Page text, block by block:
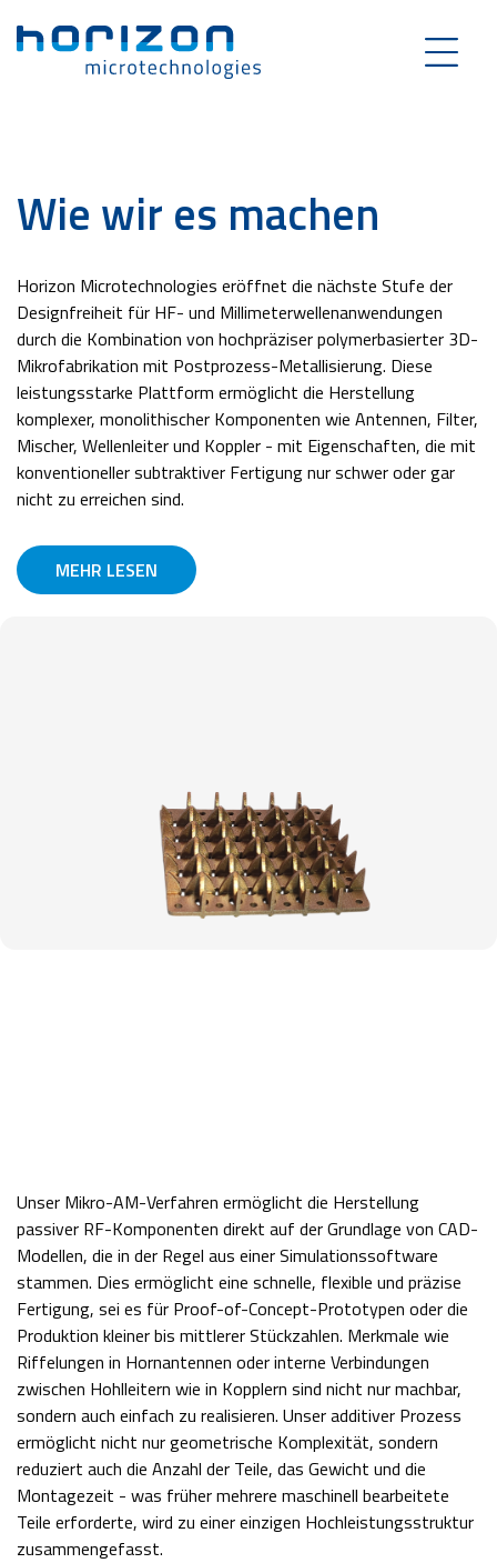
Wie wir es machen
Horizon Microtechnologies eröffnet die nächste Stufe der
Designfreiheit für HF- und Millimeterwellenanwendungen
durch die Kombination von hochpräziser polymerbasierter 3D-
Mikrofabrikation mit Postprozess-Metallisierung. Diese
leistungsstarke Plattform ermöglicht die Herstellung
komplexer, monolithischer Komponenten wie Antennen, Filter,
Mischer, Wellenleiter und Koppler - mit Eigenschaften, die mit
konventioneller subtraktiver Fertigung nur schwer oder gar
nicht zu erreichen sind.
MEHR LESEN
Unser Mikro-AM-Verfahren ermöglicht die Herstellung
passiver RF-Komponenten direkt auf der Grundlage von CAD-
Modellen, die in der Regel aus einer Simulationssoftware
stammen. Dies ermöglicht eine schnelle, flexible und präzise
Fertigung, sei es für Proof-of-Concept-Prototypen oder die
Produktion kleiner bis mittlerer Stückzahlen. Merkmale wie
Riffelungen in Hornantennen oder interne Verbindungen
zwischen Hohlleitern wie in Kopplern sind nicht nur machbar,
sondern auch einfach zu realisieren. Unser additiver Prozess
ermöglicht nicht nur geometrische Komplexität, sondern
reduziert auch die Anzahl der Teile, das Gewicht und die
Montagezeit - was früher mehrere maschinell bearbeitete
Teile erforderte, wird zu einer einzigen Hochleistungsstruktur
zusammengefasst.